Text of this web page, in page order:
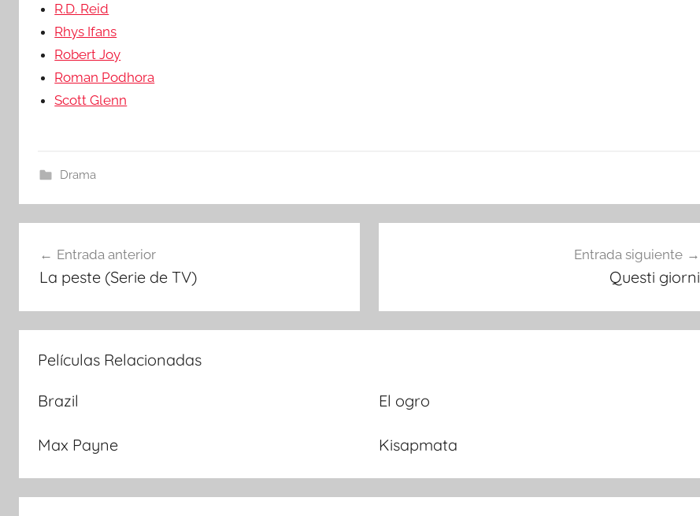
R.D. Reid
Rhys Ifans
Robert Joy
Roman Podhora
Scott Glenn
Drama
Navegación
de
entradas
Entrada anterior
La peste (Serie de TV)
Entrada siguiente
Questi giorni
Películas Relacionadas
Brazil El ogro
Max Payne Kisapmata